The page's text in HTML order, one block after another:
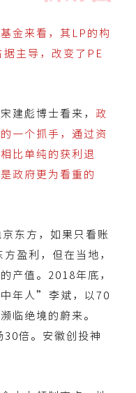
金来看，其LP的构
主导，改变了PE
建彪博士看来， 政
一个抓手，通过资
比单纯的获利退
政府更为看重的
东方，如果只看账
盈利，但在当地，
产值。2018年底，
年人”李斌，以70
临绝境的蔚来。
倍。安徽创投神